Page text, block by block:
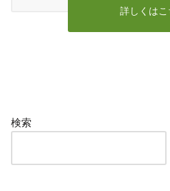
詳しくはこ
検索